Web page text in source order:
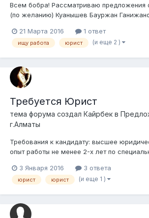
Всем бобра! Рассматриваю предложения
(по желанию) Куанышев Бауржан
юрист, главный юрист, начальник отдела,
начальника управления, начальник
21 Марта 2016 1 ответ
ищу работа юрист (и еще 2 )
Требуется Юрист
тема форума создал Кайрбек в
г.Алматы
Требования к кандидату: высшее
опыт работы не менее 2-х лет по
кредитам; знание законодательства
навыки по разработке договоров,
3 Января 2016 3 ответа
юрист юрист (и еще 1 )